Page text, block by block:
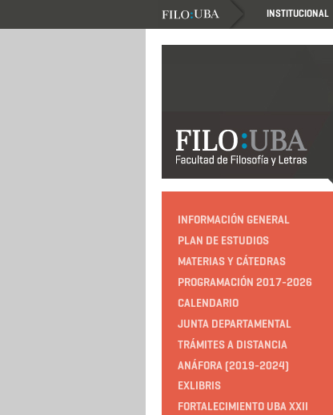
INSTITUCIONAL
INFORMACIÓN GENERAL
PLAN DE ESTUDIOS
MATERIAS Y CÁTEDRAS
PROGRAMACIÓN 2017-2026
CALENDARIO
JUNTA DEPARTAMENTAL
TRÁMITES A DISTANCIA
ANÁFORA (2019-2024)
EXLIBRIS
FORTALECIMIENTO UBA XXII